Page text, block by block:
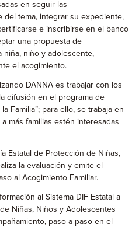
en seguir las
del tema, integrar su expediente,
e inscribirse en el banco
una propuesta de
niña, niño y adolescente,
el acogimiento.
DANNA es trabajar con los
difusión en el programa de
Familia”; para ello, se trabaja en
más familias estén interesadas
Estatal de Protección de Niñas,
la evaluación y emite el
al Acogimiento Familiar.
al Sistema DIF Estatal a
Niñas, Niños y Adolescentes
paso a paso en el